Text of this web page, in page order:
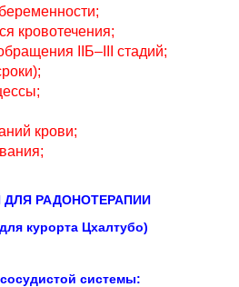
кровотечения;
IIБ–III стадий;
крови;
ДЛЯ РАДОНОТЕРАПИИ
курорта Цхалтубо)
системы: